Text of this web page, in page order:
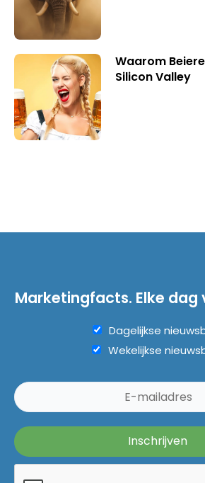
Waarom
Silicon Valley
Marketingfacts. Elke dag
Dagelijkse
Wekelijkse